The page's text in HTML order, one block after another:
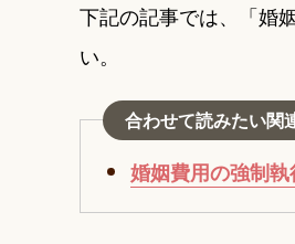
下記の記事では、「婚
い。
合わせて読みたい関
婚姻費用の強制